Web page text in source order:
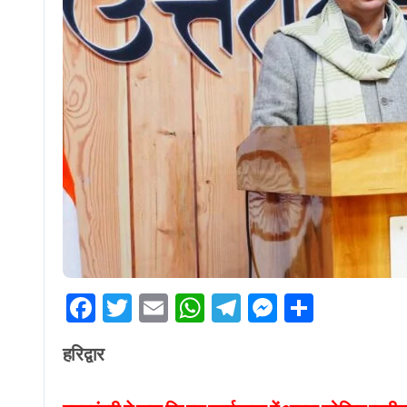
Facebook
Twitter
EmailWhatsApp
Telegram
हरिद्वार